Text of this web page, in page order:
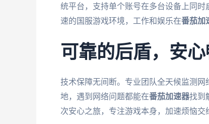
统平台，支持单个账号在多台设备上同
速的国服游戏环境，工作和娱乐在番茄加
可靠的后盾，安
技术保障无间断。专业团队全天候监测
地，遇到网络问题都能在番茄加速器找到
次安心之旅，专注游戏本身，加速烦恼交